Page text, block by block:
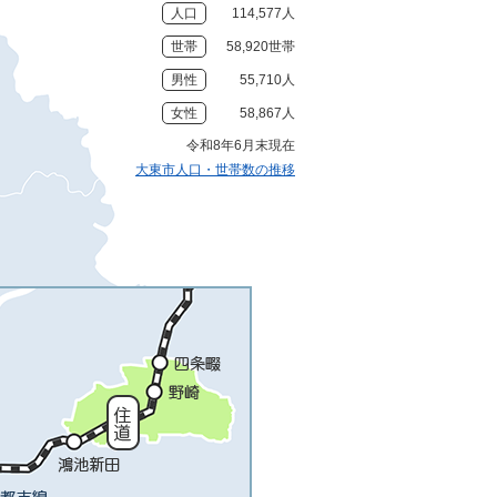
人口 114,577人
世帯 58,920世帯
男性 55,710人
女性 58,867人
令和8年6月末現在
大東市人口・世帯数の推移